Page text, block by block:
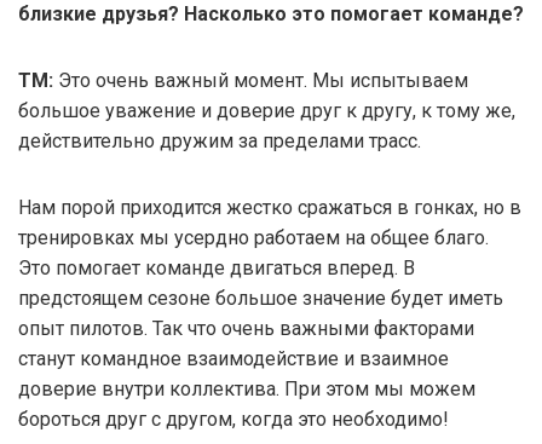
близкие друзья? Насколько это помогает команде?
ТМ: Это очень важный момент. Мы испытываем
большое уважение и доверие друг к другу, к тому же,
действительно дружим за пределами трасс.
Нам порой приходится жестко сражаться в гонках, но в
тренировках мы усердно работаем на общее благо.
Это помогает команде двигаться вперед. В
предстоящем сезоне большое значение будет иметь
опыт пилотов. Так что очень важными факторами
станут командное взаимодействие и взаимное
доверие внутри коллектива. При этом мы можем
бороться друг с другом, когда это необходимо!